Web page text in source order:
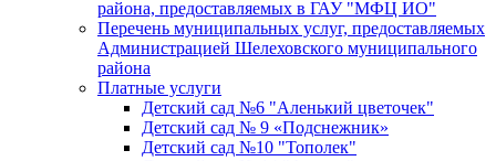
района, предоставляемых в ГАУ "МФЦ ИО"
Перечень муниципальных услуг, предоставляемых
Администрацией Шелеховского муниципального
района
Платные услуги
Детский сад №6 "Аленький цветочек"
Детский сад № 9 «Подснежник»
Детский сад №10 "Тополек"